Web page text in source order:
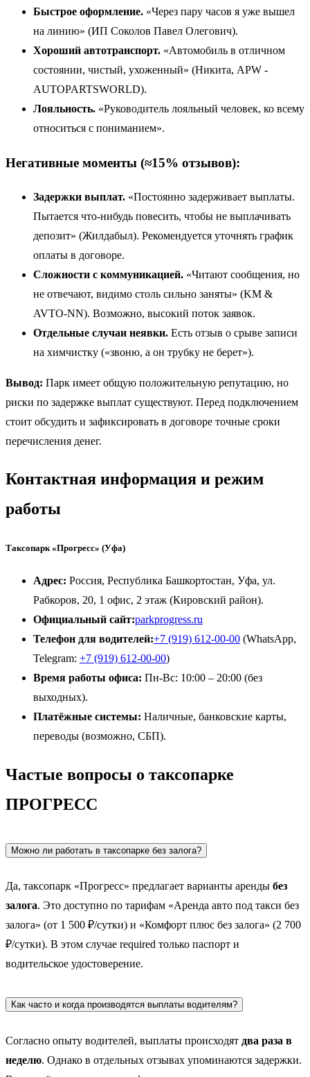
Быстрое оформление. «Через пару часов я уже вышел
на линию» (ИП Соколов Павел Олегович).
Хороший автотранспорт. «Автомобиль в отличном
состоянии, чистый, ухоженный» (Никита, APW -
AUTOPARTSWORLD).
Лояльность. «Руководитель лояльный человек, ко всему
относиться с пониманием».
Негативные моменты (≈15% отзывов):
Задержки выплат. «Постоянно задерживает выплаты.
Пытается что-нибудь повесить, чтобы не выплачивать
депозит» (Жилдабыл). Рекомендуется уточнять график
оплаты в договоре.
Сложности с коммуникацией. «Читают сообщения, но
не отвечают, видимо столь сильно заняты» (KM &
AVTO-NN). Возможно, высокий поток заявок.
Отдельные случаи неявки. Есть отзыв о срыве записи
на химчистку («звоню, а он трубку не берет»).
Вывод: Парк имеет общую положительную репутацию, но
риски по задержке выплат существуют. Перед подключением
стоит обсудить и зафиксировать в договоре точные сроки
перечисления денег.
Контактная информация и режим
работы
Таксопарк «Прогресс» (Уфа)
Адрес: Россия, Республика Башкортостан, Уфа, ул.
Рабкоров, 20, 1 офис, 2 этаж (Кировский район).
Официальный сайт:parkprogress.ru
Телефон для водителей:+7 (919) 612-00-00 (WhatsApp,
Telegram: +7 (919) 612-00-00)
Время работы офиса: Пн-Вс: 10:00 – 20:00 (без
выходных).
Платёжные системы: Наличные, банковские карты,
переводы (возможно, СБП).
Частые вопросы о таксопарке
ПРОГРЕСС
Можно ли работать в таксопарке без залога?
Да, таксопарк «Прогресс» предлагает варианты аренды без
залога. Это доступно по тарифам «Аренда авто под такси без
залога» (от 1 500 ₽/сутки) и «Комфорт плюс без залога» (2 700
₽/сутки). В этом случае required только паспорт и
водительское удостоверение.
Как часто и когда производятся выплаты водителям?
Согласно опыту водителей, выплаты происходят два раза в
неделю. Однако в отдельных отзывах упоминаются задержки.